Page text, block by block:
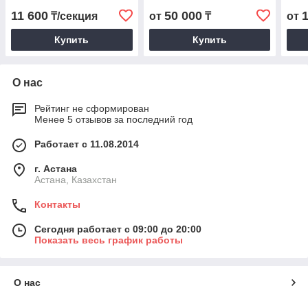
11 600 ₸/секция
Купить
от 50 000₸
Купить
от
О нас
Рейтинг не сформирован
Менее 5 отзывов за последний год
Работает с 11.08.2014
г. Астана
Астана, Казахстан
Контакты
Сегодня работает с 09:00 до 20:00
Показать весь график работы
О нас